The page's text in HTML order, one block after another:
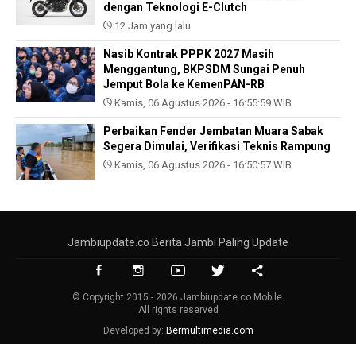
dengan Teknologi E-Clutch
12 Jam yang lalu
Nasib Kontrak PPPK 2027 Masih
Menggantung, BKPSDM Sungai Penuh
Jemput Bola ke KemenPAN-RB
Kamis, 06 Agustus 2026 - 16:55:59 WIB
Perbaikan Fender Jembatan Muara Sabak
Segera Dimulai, Verifikasi Teknis Rampung
Kamis, 06 Agustus 2026 - 16:50:57 WIB
Jambiupdate.co Berita Jambi Paling Update
© Copyright 2015 - 2026 Jambiupdate.co Mobile.
All rights reserved
Developed by: Bermultimedia.com